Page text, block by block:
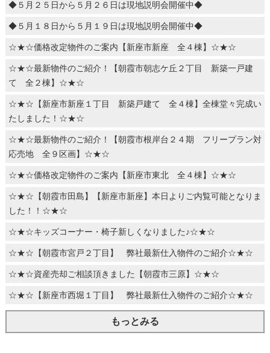
◆５月２５日から５月２６日は現地説明会開催中◆
◆５月１８日から５月１９日は現地説明会開催中◆
☆★☆価格改定物件のご案内【新座市新座 全４棟】☆★☆
☆★☆最新物件のご紹介！【朝霞市朝志ケ丘２丁目 新築一戸建
て 全２棟】☆★☆
☆★☆【新座市新座１丁目 新築戸建て 全４棟】全棟堂々完成い
たしました！☆★☆
☆★☆最新物件のご紹介！【朝霞市根岸台２４期 フリープラン対
応売地 全９区画】☆★☆
☆★☆価格改定物件のご案内【新座市東北 全４棟】☆★☆
☆★☆【朝霞市田島】【新座市新座】本日よりご内覧可能となりま
した！！☆★☆
☆★☆キッズコーナー・椅子新しくなりました♪☆★☆
☆★☆【朝霞市宮戸２丁目】 弊社最新仕入物件のご紹介☆★☆
☆★☆資産売却ご相談頂きました【朝霞市三原】☆★☆
☆★☆【新座市西堀１丁目】 弊社最新仕入物件のご紹介☆★☆
もっとみる